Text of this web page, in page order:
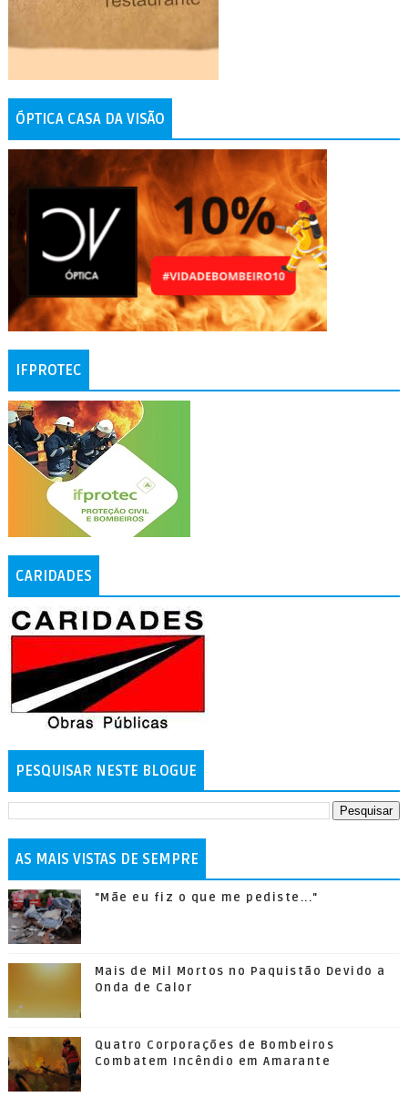
ÓPTICA CASA DA VISÃO
IFPROTEC
CARIDADES
PESQUISAR NESTE BLOGUE
AS MAIS VISTAS DE SEMPRE
"Mãe eu fiz o que me pediste..."
Mais de Mil Mortos no Paquistão Devido a
Onda de Calor
Quatro Corporações de Bombeiros
Combatem Incêndio em Amarante